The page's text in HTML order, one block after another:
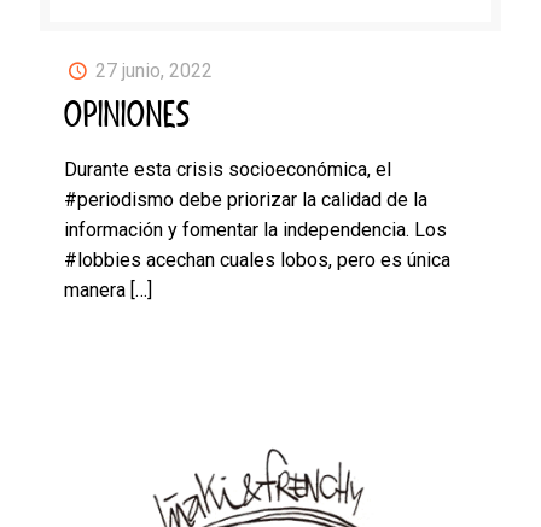
27 junio, 2022
OPINIONES
Durante esta crisis socioeconómica, el
#periodismo debe priorizar la calidad de la
información y fomentar la independencia. Los
#lobbies acechan cuales lobos, pero es única
manera […]